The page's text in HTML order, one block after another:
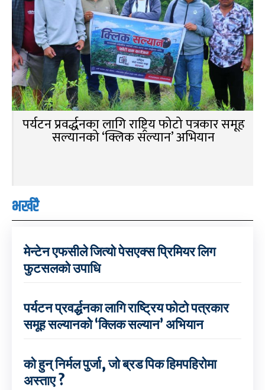
पर्यटन प्रवर्द्धनका लागि राष्ट्रिय फोटो पत्रकार समूह
सल्यानको ‘क्लिक सल्यान’ अभियान
भर्खरै
मेन्टेन एफसीले जित्यो पेसएक्स प्रिमियर लिग
फुटसलको उपाधि
पर्यटन प्रवर्द्धनका लागि राष्ट्रिय फोटो पत्रकार
समूह सल्यानको ‘क्लिक सल्यान’ अभियान
को हुन् निर्मल पुर्जा, जो ब्रड पिक हिमपहिरोमा
अस्ताए ?